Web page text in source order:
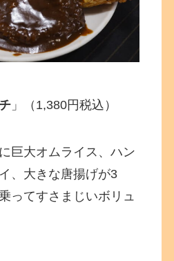
」（1,380円税込）
巨大オムライス、ハン
、大きな唐揚げが3
ってすさまじいボリュ